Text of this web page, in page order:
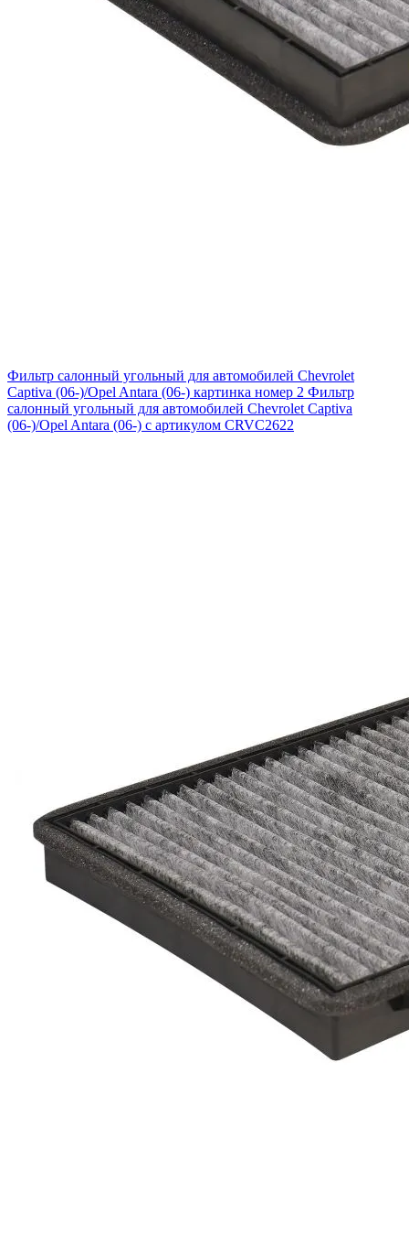
Фильтр салонный угольный для автомобилей Chevrolet
Captiva (06-)/Opel Antara (06-) картинка номер 2 Фильтр
салонный угольный для автомобилей Chevrolet Captiva
(06-)/Opel Antara (06-) с артикулом CRVC2622